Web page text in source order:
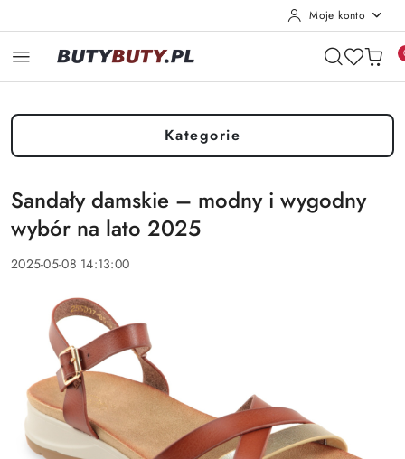
Moje konto
Kategorie
Sandały damskie – modny i wygodny
wybór na lato 2025
2025-05-08 14:13:00